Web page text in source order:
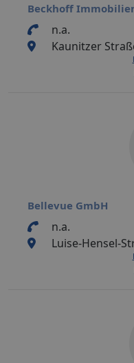
Beckhoff
n.a.
Kaunitzer
Bellevue GmbH
n.a.
Luise-Hensel-